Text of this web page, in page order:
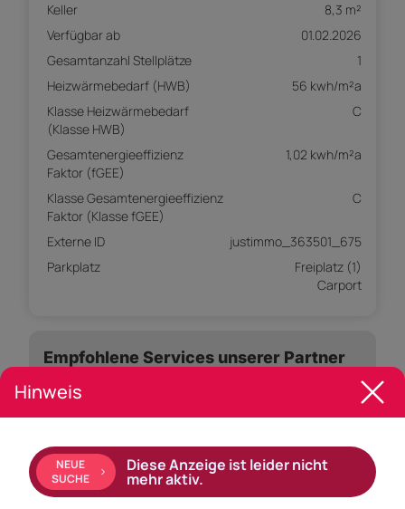
Keller
8,3 m²
Verfügbar ab
01.02.2026
Gesamtanzahl Stellplätze
1
Heizwärmebedarf (HWB)
56 kwh/m²a
Klasse Heizwärmebedarf
(Klasse HWB)
C
Gesamtenergieeffizienz
Faktor (fGEE)
1,02 kwh/m²a
Klasse Gesamtenergieeffizienz
Faktor (Klasse fGEE)
C
Externe ID
justimmo_363501_675
Parkplatz
Freiplatz (1)
Carport
Empfohlene Services unserer Partner
Objekt Beschreibung
Andelsbuch | Wohnen auf zwei Ebenen mit
beeindruckendem Panorama
Hinweis
NEUE
SUCHE
Diese Anzeige ist leider nicht
mehr aktiv.